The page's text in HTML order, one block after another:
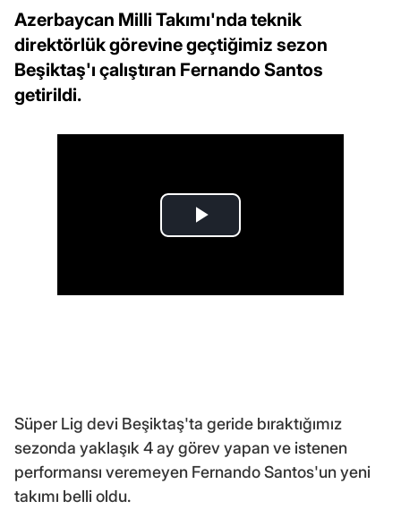
Azerbaycan Milli Takımı'nda teknik
direktörlük görevine geçtiğimiz sezon
Beşiktaş'ı çalıştıran Fernando Santos
getirildi.
Süper Lig devi Beşiktaş'ta geride bıraktığımız
sezonda yaklaşık 4 ay görev yapan ve istenen
performansı veremeyen Fernando Santos'un yeni
takımı belli oldu.